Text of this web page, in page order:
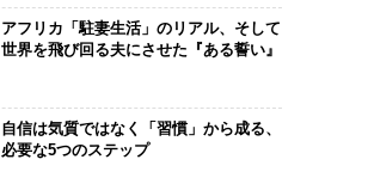
アフリカ「駐妻生活」のリアル、そして
世界を飛び回る夫にさせた『ある誓い』
自信は気質ではなく「習慣」から成る、
必要な5つのステップ